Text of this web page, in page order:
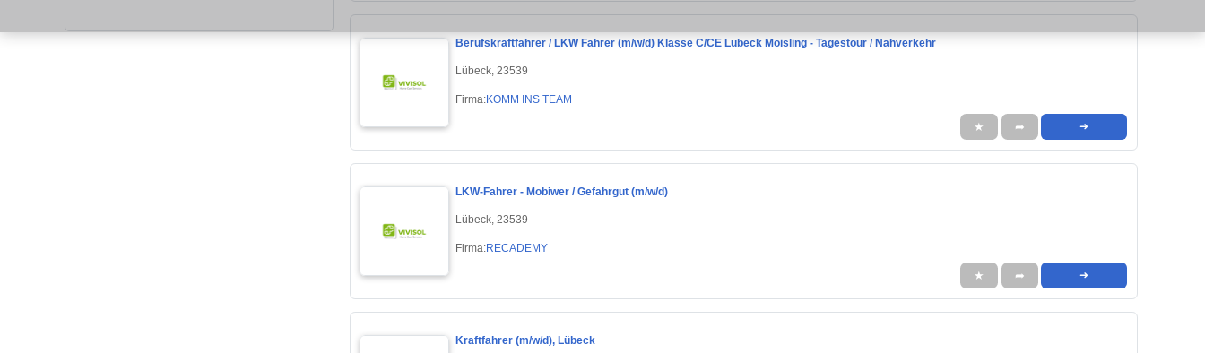
Berufskraftfahrer / LKW Fahrer (m/w/d) Klasse C/CE Lübeck Moisling - Tagestour / Nahverkehr
Lübeck, 23539
Firma:KOMM INS TEAM
★ ➦ ➜
LKW-Fahrer - Mobiwer / Gefahrgut (m/w/d)
Lübeck, 23539
Firma:RECADEMY
★ ➦ ➜
Kraftfahrer (m/w/d), Lübeck